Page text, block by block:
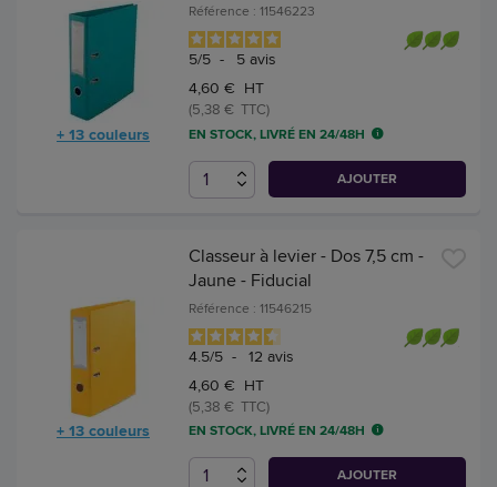
+ 13 couleurs
Référence : 11546223
5/5 - 5 avis
4,60 € HT
(5,38 € TTC)
EN STOCK, LIVRÉ EN 24/48H
AJOUTER
+ 13 couleurs
Classeur à levier - Dos 7,5 cm -
Jaune - Fiducial
Référence : 11546215
4.5/5 - 12 avis
4,60 € HT
(5,38 € TTC)
EN STOCK, LIVRÉ EN 24/48H
AJOUTER